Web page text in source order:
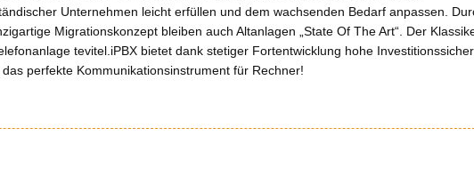
Unternehmen leicht erfüllen und dem wachsenden Bedarf anpassen.
Migrationskonzept bleiben auch Altanlagen „State Of The Art“. Der
tevitel.iPBX bietet dank stetiger Fortentwicklung hohe
das perfekte Kommunikationsinstrument für Rechner!